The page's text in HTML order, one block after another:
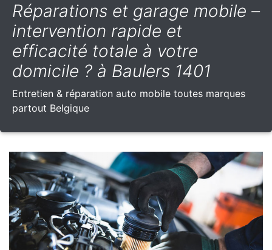
Réparations et garage mobile –
intervention rapide et
efficacité totale à votre
domicile ? à Baulers 1401
Entretien & réparation auto mobile toutes marques
partout Belgique